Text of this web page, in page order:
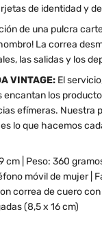
de identidad y
de una pulcra
La correa
las salidas y los
VINTAGE: El
los
efímeras. Nuestra
lo que hacemos
cm | Peso: 360
móvil de mujer |
correa de cuero
(8,5 x 16 cm)